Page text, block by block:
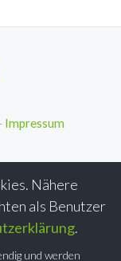
Nähere
als Benutzer
.
und werden
Impressum